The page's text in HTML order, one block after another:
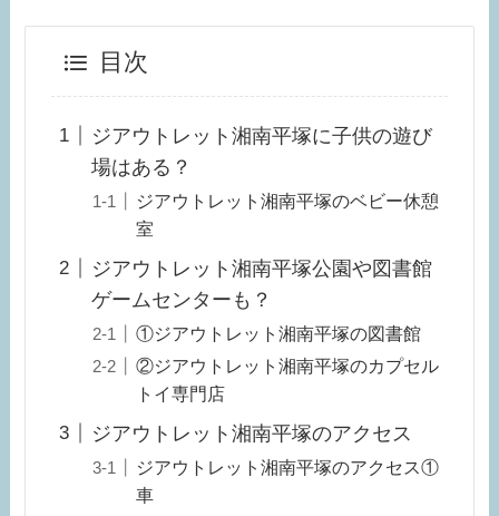
目次
ジアウトレット湘南平塚に子供の遊び
場はある？
ジアウトレット湘南平塚のベビー休憩
室
ジアウトレット湘南平塚公園や図書館
ゲームセンターも？
①ジアウトレット湘南平塚の図書館
②ジアウトレット湘南平塚のカプセル
トイ専門店
ジアウトレット湘南平塚のアクセス
ジアウトレット湘南平塚のアクセス①
車